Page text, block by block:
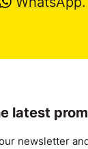
latest
newsletter